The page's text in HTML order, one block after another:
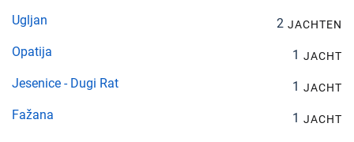
Ugljan 2 JACHTEN
Opatija 1 JACHT
Jesenice - Dugi Rat 1 JACHT
Fažana 1 JACHT